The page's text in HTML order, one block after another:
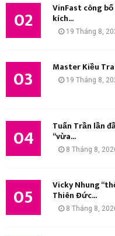
02 VinFast công
kích...
19 Tháng 8,
03 Master Kiều
19 Tháng 8,
04 Tuấn Trần lần
“vừa...
8 Tháng 8,
05 Vicky Nhung
Thiên Đức...
8 Tháng 8,